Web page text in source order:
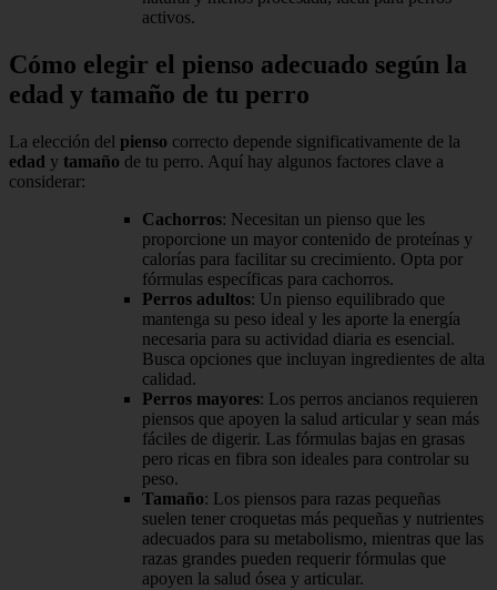
activos.
Cómo elegir el pienso adecuado según la
edad y tamaño de tu perro
La elección del pienso correcto depende significativamente de la
edad y tamaño de tu perro. Aquí hay algunos factores clave a
considerar:
Cachorros: Necesitan un pienso que les
proporcione un mayor contenido de proteínas y
calorías para facilitar su crecimiento. Opta por
fórmulas específicas para cachorros.
Perros adultos: Un pienso equilibrado que
mantenga su peso ideal y les aporte la energía
necesaria para su actividad diaria es esencial.
Busca opciones que incluyan ingredientes de alta
calidad.
Perros mayores: Los perros ancianos requieren
piensos que apoyen la salud articular y sean más
fáciles de digerir. Las fórmulas bajas en grasas
pero ricas en fibra son ideales para controlar su
peso.
Tamaño: Los piensos para razas pequeñas
suelen tener croquetas más pequeñas y nutrientes
adecuados para su metabolismo, mientras que las
razas grandes pueden requerir fórmulas que
apoyen la salud ósea y articular.